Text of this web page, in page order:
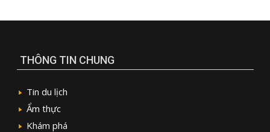
THÔNG TIN CHUNG
Tin du lịch
Ẩm thực
Khám phá